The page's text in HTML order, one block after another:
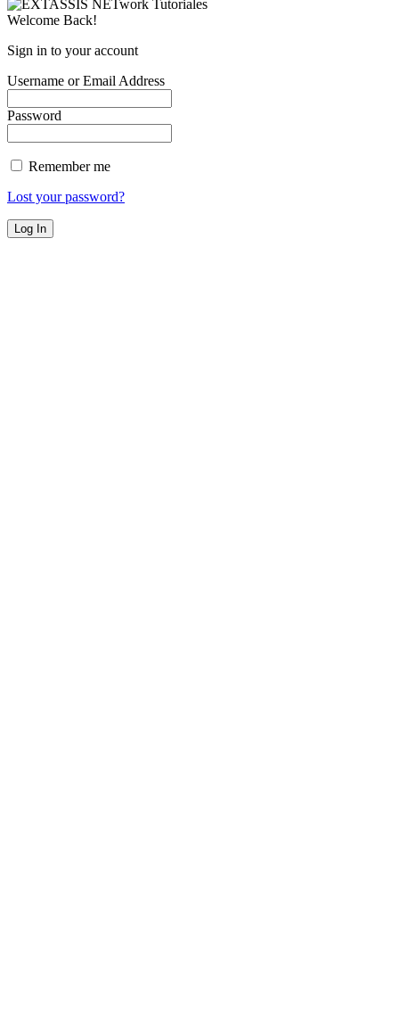
Welcome Back!
Sign in to your account
Username or Email Address
Password
Remember me
Lost your password?